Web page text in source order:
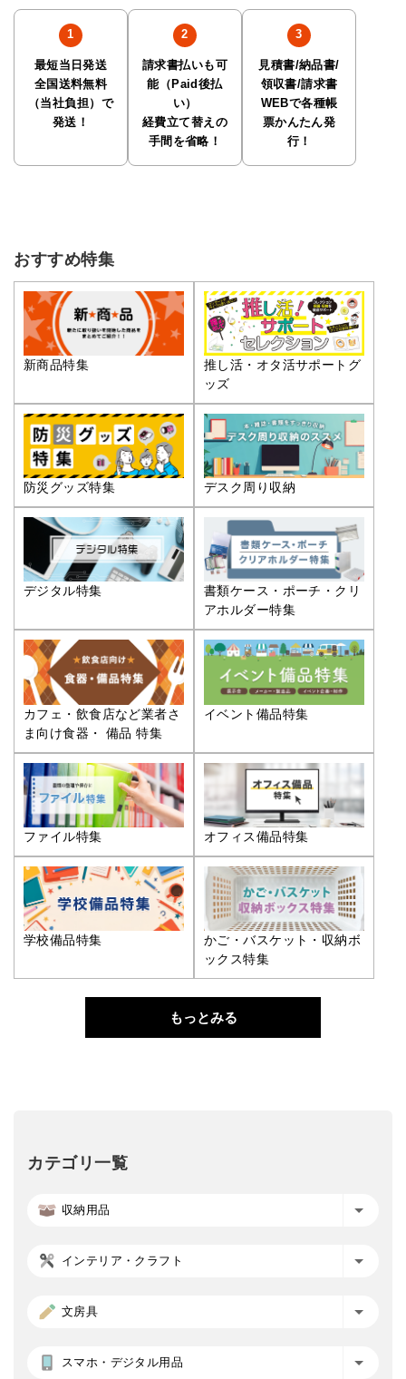
最短当日発送
全国送料無料
（当社負担）で
発送！
請求書払いも可
能（Paid後払
い）
経費立て替えの
手間を省略！
見積書/納品書/
領収書/請求書
WEBで各種帳
票かんたん発
行！
おすすめ特集
新商品特集
推し活・オタ活サポートグ
ッズ
防災グッズ特集 デスク周り収納
デジタル特集
書類ケース・ポーチ・クリ
アホルダー特集
カフェ・飲食店など業者さ
ま向け食器・ 備品 特集
イベント備品特集
ファイル特集 オフィス備品特集
学校備品特集
かご・バスケット・収納ボ
ックス特集
もっとみる
カテゴリ一覧
収納用品
インテリア・クラフト
文房具
スマホ・デジタル用品